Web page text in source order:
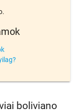
boliviano